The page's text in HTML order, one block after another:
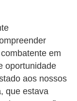
em
oportunidade
aos nossos
que estava